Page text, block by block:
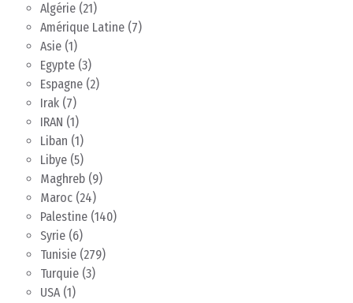
Algérie (21)
Amérique Latine (7)
Asie (1)
Egypte (3)
Espagne (2)
Irak (7)
IRAN (1)
Liban (1)
Libye (5)
Maghreb (9)
Maroc (24)
Palestine (140)
Syrie (6)
Tunisie (279)
Turquie (3)
USA(1)